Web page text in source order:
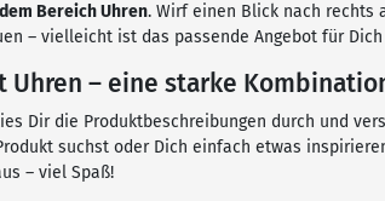
Bereich Uhren. Wirf einen Blick nach rechts
– vielleicht ist das passende Angebot für
Uhren – eine starke
Dir die Produktbeschreibungen durch und
suchst oder Dich einfach etwas
– viel Spaß!